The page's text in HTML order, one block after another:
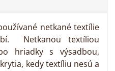
netkané textílie
Netkanou textíliou
hriadky s výsadbou,
kedy textíliu nesú a